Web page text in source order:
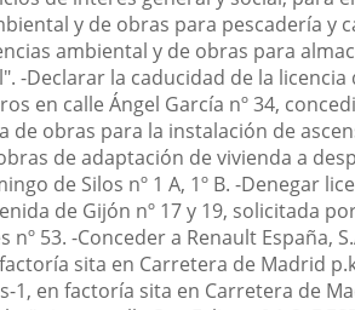
y de obras para pescadería y
ambiental y de obras para
-Declarar la caducidad de la
en calle Ángel García nº 34,
de obras para la instalación de
de adaptación de vivienda a
de Silos nº 1 A, 1º B.-Denegar
de Gijón nº 17 y 19, solicitada
nº 53.-Conceder a Renault España,
sita en Carretera de Madrid
1, en factoría sita en Carretera de